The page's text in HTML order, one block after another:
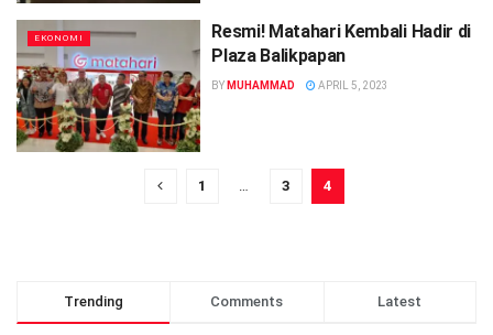
EKONOMI
Resmi! Matahari Kembali Hadir di
Plaza Balikpapan
BY MUHAMMAD APRIL 5, 2023
1 3 4
Trending Comments Latest